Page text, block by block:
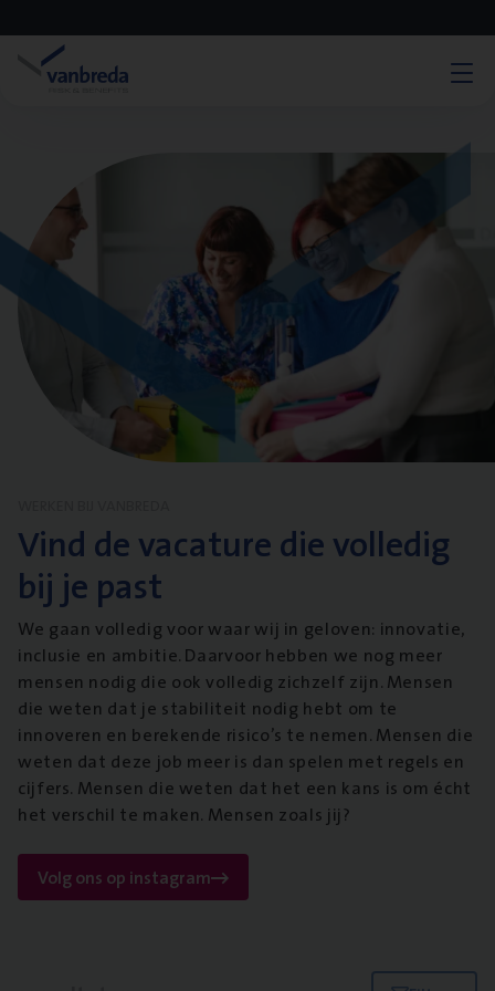
Vind de vacature die volledig
bij je past
We gaan volledig voor waar wij in geloven: innovatie,
inclusie en ambitie. Daarvoor hebben we nog meer
mensen nodig die ook volledig zichzelf zijn. Mensen
die weten dat je stabiliteit nodig hebt om te
innoveren en berekende risico’s te nemen. Mensen die
weten dat deze job meer is dan spelen met regels en
cijfers. Mensen die weten dat het een kans is om écht
het verschil te maken. Mensen zoals jij?
Volg ons op instagram